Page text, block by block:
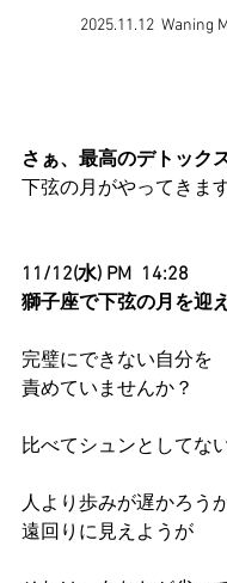
2025.11.12  Waning
さぁ、最高のデトック
下弦の月がやってきま
11/12(水) PM  14:28
獅子座で下弦の月を迎
完璧にできない自分を
責めていませんか？
比べてシュンとしてな
人より歩みが遅かろう
遠回りに見えようが